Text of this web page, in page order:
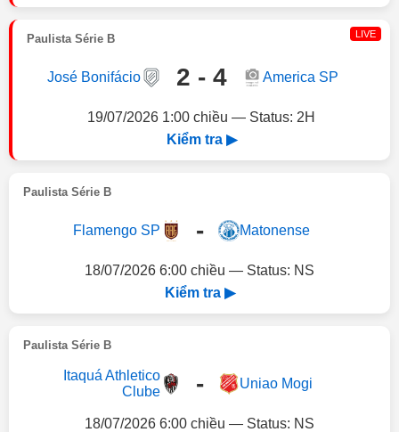
Paulista Série B LIVE
José Bonifácio 2 - 4 America SP
19/07/2026 1:00 chiều — Status: 2H
Kiểm tra ▶
Paulista Série B
Flamengo SP - Matonense
18/07/2026 6:00 chiều — Status: NS
Kiểm tra ▶
Paulista Série B
Itaquá Athletico
Clube
- Uniao Mogi
18/07/2026 6:00 chiều — Status: NS